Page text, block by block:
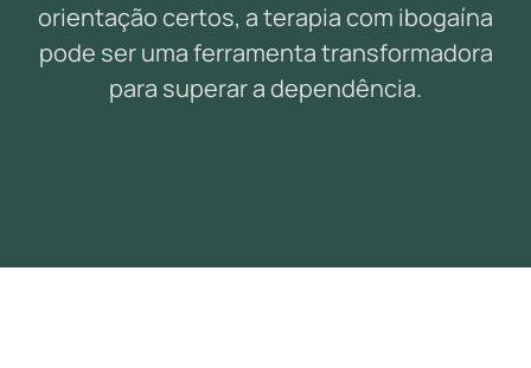
orientação certos, a terapia com ibogaína
pode ser uma ferramenta transformadora
para superar a dependência.